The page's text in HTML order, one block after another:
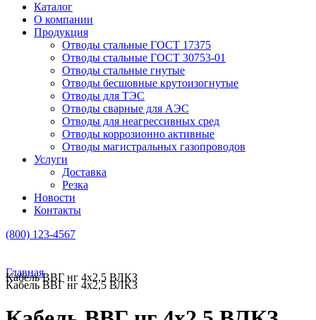
Каталог
О компании
Продукция
Отводы стальные ГОСТ 17375
Отводы стальные ГОСТ 30753-01
Отводы стальные гнутые
Отводы бесшовные крутоизогнутые
Отводы для ТЭС
Отводы сварные для АЭС
Отводы для неагрессивных сред
Отводы коррозионно активные
Отводы магистральных газопроводов
Услуги
Доставка
Резка
Новости
Контакты
(800) 123-4567
Главная
Кабель ВВГ нг 4х2,5 ВЛКЗ
Кабель ВВГ нг 4х2,5 ВЛКЗ